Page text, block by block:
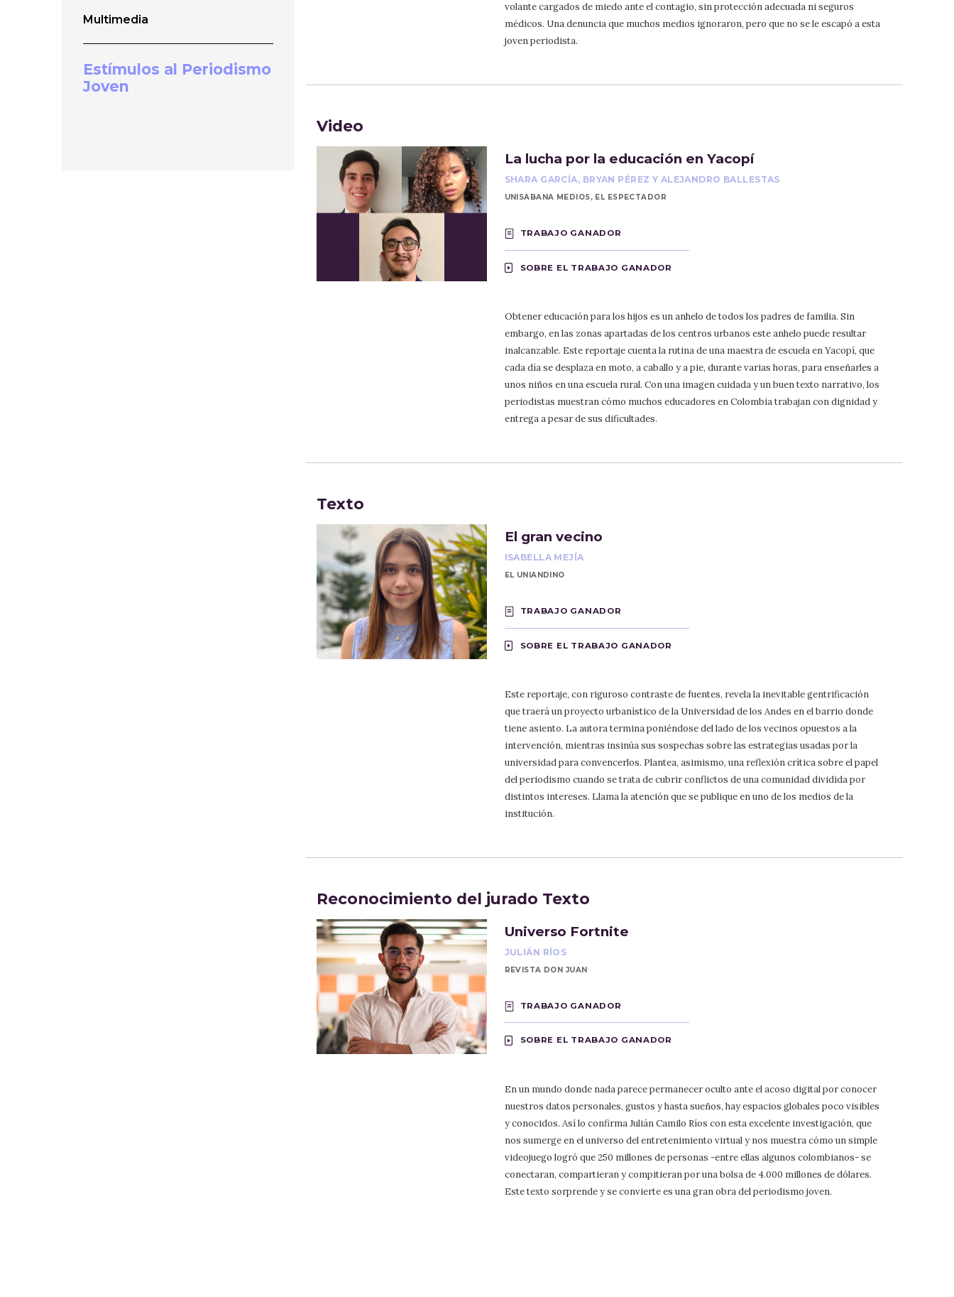
Multimedia
Estímulos al Periodismo
Joven
volante cargados de miedo ante el contagio, sin protección adecuada ni seguros
médicos. Una denuncia que muchos medios ignoraron, pero que no se le escapó a esta
joven periodista.
Video
La lucha por la educación en Yacopí
SHARA GARCÍA, BRYAN PÉREZ Y ALEJANDRO BALLESTAS
UNISABANA MEDIOS, EL ESPECTADOR
TRABAJO GANADOR
SOBRE EL TRABAJO GANADOR
Obtener educación para los hijos es un anhelo de todos los padres de familia. Sin
embargo, en las zonas apartadas de los centros urbanos este anhelo puede resultar
inalcanzable. Este reportaje cuenta la rutina de una maestra de escuela en Yacopí, que
cada día se desplaza en moto, a caballo y a pie, durante varias horas, para enseñarles a
unos niños en una escuela rural. Con una imagen cuidada y un buen texto narrativo, los
periodistas muestran cómo muchos educadores en Colombia trabajan con dignidad y
entrega a pesar de sus dificultades.
Texto
El gran vecino
ISABELLA MEJÍA
EL UNIANDINO
TRABAJO GANADOR
SOBRE EL TRABAJO GANADOR
Este reportaje, con riguroso contraste de fuentes, revela la inevitable gentrificación
que traerá un proyecto urbanístico de la Universidad de los Andes en el barrio donde
tiene asiento. La autora termina poniéndose del lado de los vecinos opuestos a la
intervención, mientras insinúa sus sospechas sobre las estrategias usadas por la
universidad para convencerlos. Plantea, asimismo, una reflexión crítica sobre el papel
del periodismo cuando se trata de cubrir conflictos de una comunidad dividida por
distintos intereses. Llama la atención que se publique en uno de los medios de la
institución.
Reconocimiento del jurado Texto
Universo Fortnite
JULIÁN RÍOS
REVISTA DON JUAN
TRABAJO GANADOR
SOBRE EL TRABAJO GANADOR
En un mundo donde nada parece permanecer oculto ante el acoso digital por conocer
nuestros datos personales, gustos y hasta sueños, hay espacios globales poco visibles
y conocidos. Así lo confirma Julián Camilo Ríos con esta excelente investigación, que
nos sumerge en el universo del entretenimiento virtual y nos muestra cómo un simple
videojuego logró que 250 millones de personas -entre ellas algunos colombianos- se
conectaran, compartieran y compitieran por una bolsa de 4.000 millones de dólares.
Este texto sorprende y se convierte es una gran obra del periodismo joven.